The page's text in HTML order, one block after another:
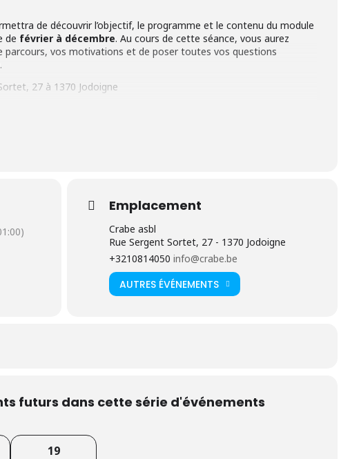
de découvrir l’objectif, le programme et le contenu du module
de février à décembre. Au cours de cette séance, vous aurez
parcours, vos motivations et de poser toutes vos questions
27 à 1370 Jodoigne
se mettre en action progressivement.
inscrit au FOREM ou demandeur d’emploi indemnisé depuis au moins
l’entrée en formation;
Emplacement
Crabe asbl
Rue Sergent Sortet, 27 - 1370 Jodoigne
+3210814050info@crabe.be
AUTRES ÉVÉNEMENTS
futurs dans cette série d'événements
19